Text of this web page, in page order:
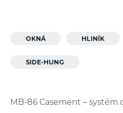
OKNÁ HLINÍK
SIDE-HUNG
MB-86 Casement – systém